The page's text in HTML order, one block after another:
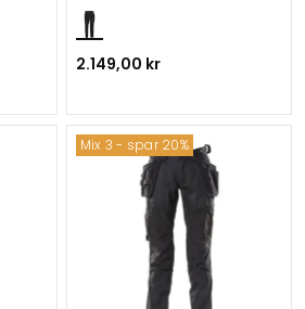
2.149,00 kr
Mix 3 - spar 20%